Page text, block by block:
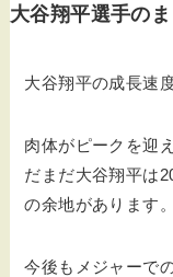
大谷翔平選手の
大谷翔平の成長速
肉体がピークを迎
だまだ大谷翔平は
の余地があります。
今後もメジャーで